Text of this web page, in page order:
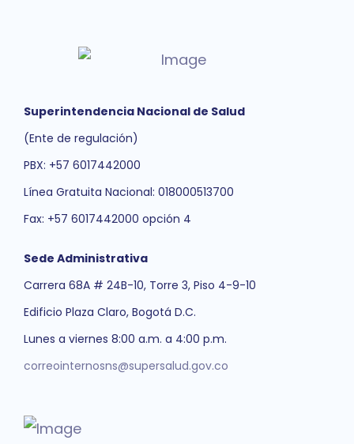
Superintendencia Nacional de Salud
(Ente de regulación)
PBX: +57 6017442000
Línea Gratuita Nacional: 018000513700
Fax: +57 6017442000 opción 4
Sede Administrativa
Carrera 68A # 24B-10, Torre 3, Piso 4-9-10
Edificio Plaza Claro, Bogotá D.C.
Lunes a viernes 8:00 a.m. a 4:00 p.m.
correointernosns@supersalud.gov.co